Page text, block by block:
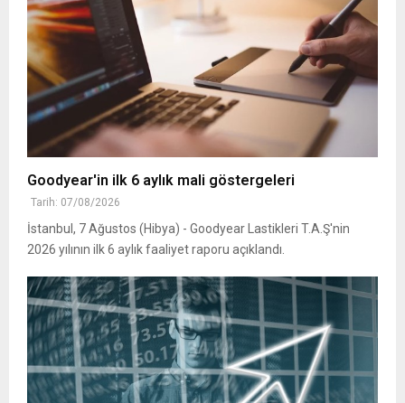
Goodyear'in ilk 6 aylık mali göstergeleri
Tarih: 07/08/2026
İstanbul, 7 Ağustos (Hibya) - Goodyear Lastikleri T.A.Ş'nin
2026 yılının ilk 6 aylık faaliyet raporu açıklandı.